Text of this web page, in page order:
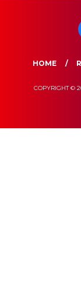
HOME
COPYRIGHT ©